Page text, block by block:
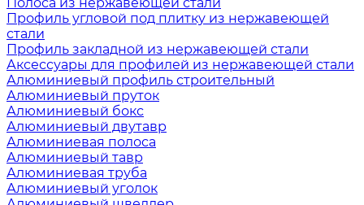
Профиль угловой под плитку из нержавеющей
стали
Профиль закладной из нержавеющей стали
Аксессуары для профилей из нержавеющей стали
Алюминиевый профиль строительный
Алюминиевый пруток
Алюминиевый бокс
Алюминиевый двутавр
Алюминиевая полоса
Алюминиевый тавр
Алюминиевая труба
Алюминиевый уголок